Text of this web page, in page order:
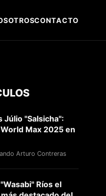
CONTACTO
Júlio "Salsicha":
Max 2025 en
Arturo Contreras
Ríos el